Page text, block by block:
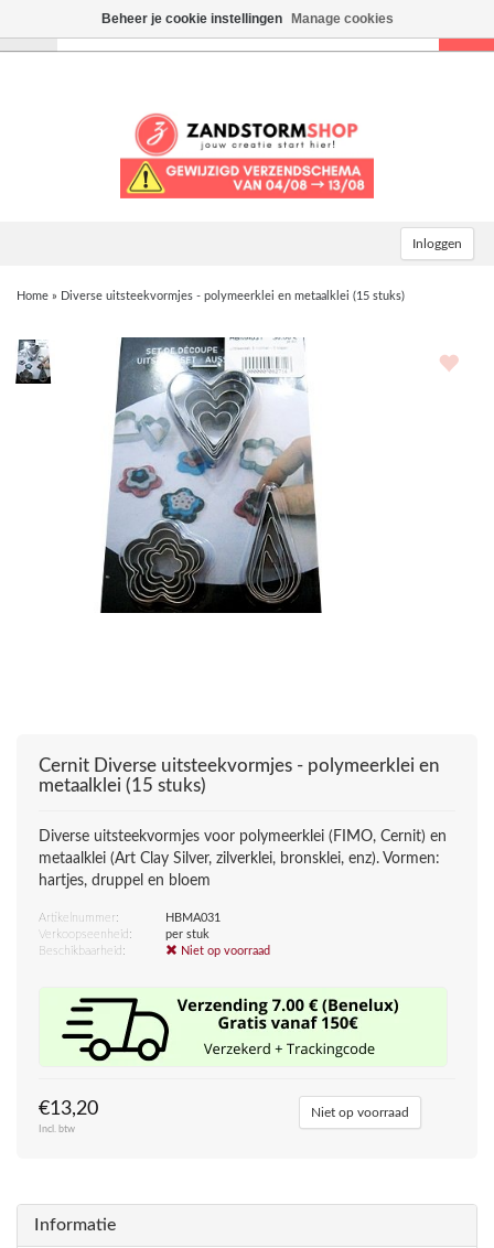
Inloggen
Home » Diverse uitsteekvormjes - polymeerklei en metaalklei (15 stuks)
Cernit Diverse uitsteekvormjes - polymeerklei en
metaalklei (15 stuks)
Diverse uitsteekvormjes voor polymeerklei (FIMO, Cernit) en
metaalklei (Art Clay Silver, zilverklei, bronsklei, enz). Vormen:
hartjes, druppel en bloem
Artikelnummer:
HBMA031
Verkoopseenheid:
per stuk
Beschikbaarheid:
Niet op voorraad
€13,20
Incl. btw
Niet op voorraad
Informatie
Beheer je cookie instellingen Manage cookies